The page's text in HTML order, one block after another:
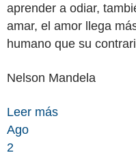
aprender a odiar,
amar, el amor llega
humano que su
Nelson Mandela
Leer más
Ago
2